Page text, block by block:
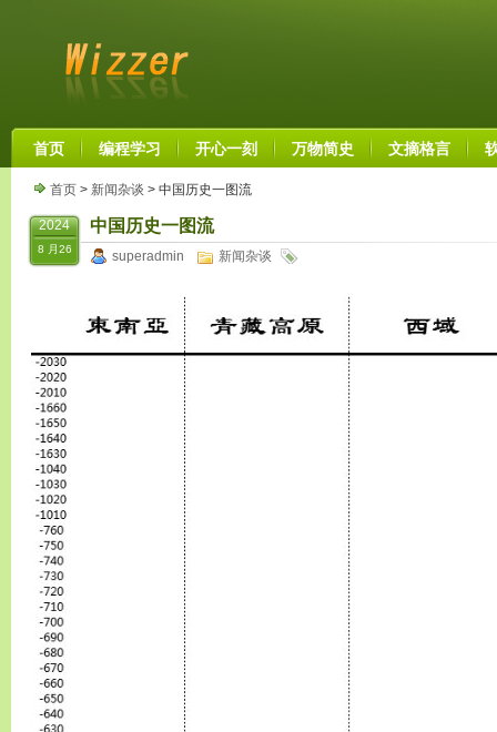
首页 编程学习 开心一刻 万物简史 文摘格言
首页 > 新闻杂谈 > 中国历史一图流
2024
8 月26
中国历史一图流
superadmin 新闻杂谈